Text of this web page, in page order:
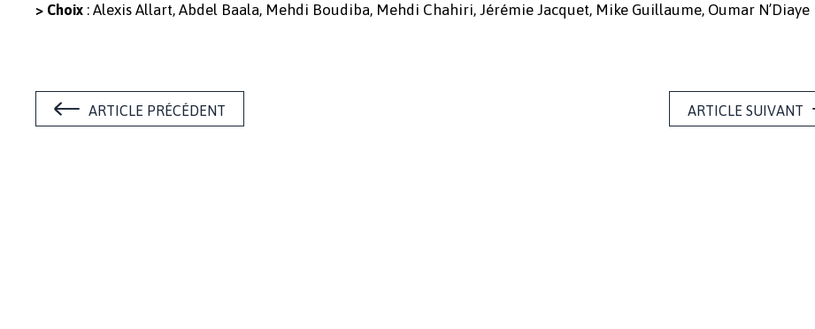
> Choix : Alexis Allart, Abdel Baala, Mehdi Boudiba, Mehdi Chahiri, Jérémie Jacquet, Mike Guillaume, Oumar N’Diaye
ARTICLE PRÉCÉDENT ARTICLE SUIVANT